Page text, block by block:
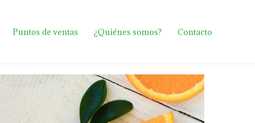
Puntos de ventas ¿Quiénes somos? Contacto